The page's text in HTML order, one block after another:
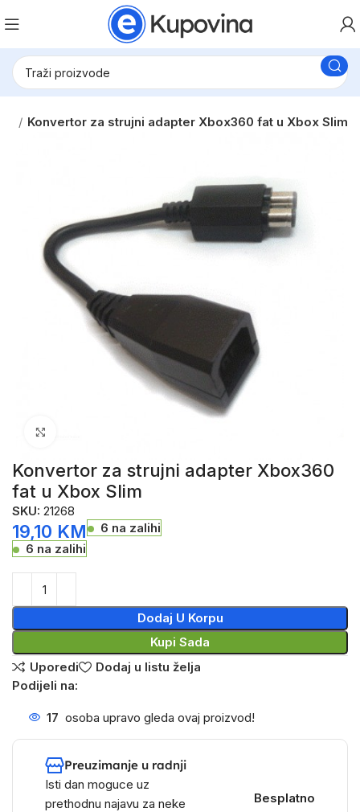
Konvertor za strujni adapter Xbox360 fat u Xbox Slim
Konvertor za strujni adapter Xbox360
fat u Xbox Slim
SKU:21268
19,10 KM
6 na zalihi
6 na zalihi
Dodaj U Korpu
Kupi Sada
Uporedi
Dodaj u listu želja
Podijeli na:
17 osoba upravo gleda ovaj proizvod!
Preuzimanje u radnji
Isti dan moguce uz
prethodnu najavu za neke
Besplatno